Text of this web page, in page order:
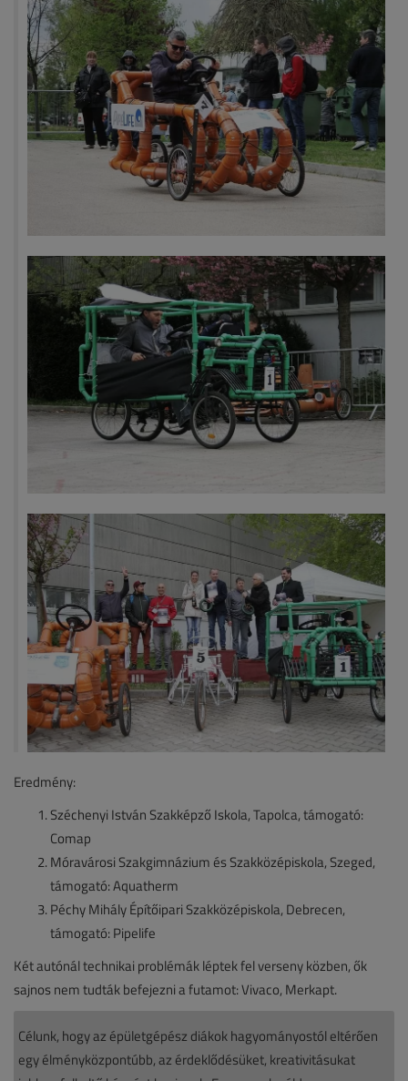
Eredmény:
Széchenyi István Szakképző Iskola, Tapolca, támogató:
Comap
Móravárosi Szakgimnázium és Szakközépiskola, Szeged,
támogató: Aquatherm
Péchy Mihály Építőipari Szakközépiskola, Debrecen,
támogató: Pipelife
Két autónál technikai problémák léptek fel verseny közben, ők
sajnos nem tudták befejezni a futamot: Vivaco, Merkapt.
Célunk, hogy az épületgépész diákok hagyományostól eltérően
egy élményközpontúbb, az érdeklődésüket, kreativitásukat